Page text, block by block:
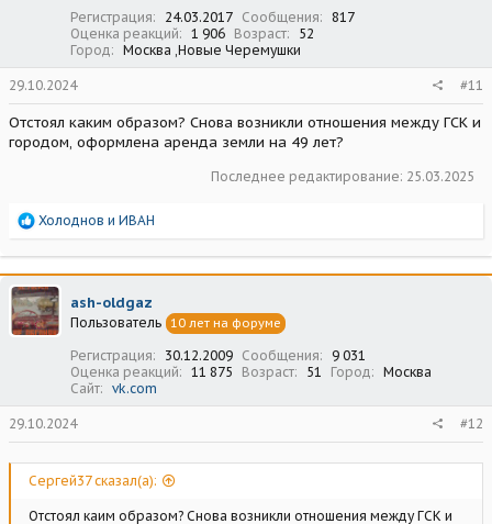
Регистрация 24.03.2017 Сообщения
817
Оценка реакций
1 906 Возраст
52
Город
Москва ,Новые Черемушки
29.10.2024 #11
Отстоял каким образом? Снова возникли отношения между ГСК и
городом, оформлена аренда земли на 49 лет?
Последнее редактирование: 25.03.2025
Р
а
к
ц
и
и
Холоднов и ИВАН
ash-oldgaz
Пользователь 10 лет на форуме
Регистрация 30.12.2009 Сообщения
9 031
Оценка реакций
11 875 Возраст 51 Город
Москва
Сайт
vk.com
29.10.2024 #12
Сергей37 сказал(а):
Отстоял каим образом? Снова возникли отношения между ГСК и